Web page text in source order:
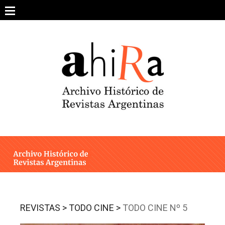
content
ARCHIVO DE REVISTAS
ESTUDIOS CRÍTICOS
INTEGRANTES
REVISTAS >TODO CINE > TODO CINE Nº 5